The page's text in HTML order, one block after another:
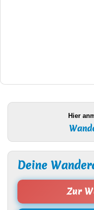
Hier
Deine
Zur